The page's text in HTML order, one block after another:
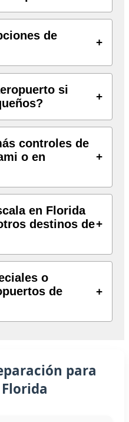
de
si
controles de
o en
en Florida
destinos de
o
de
para